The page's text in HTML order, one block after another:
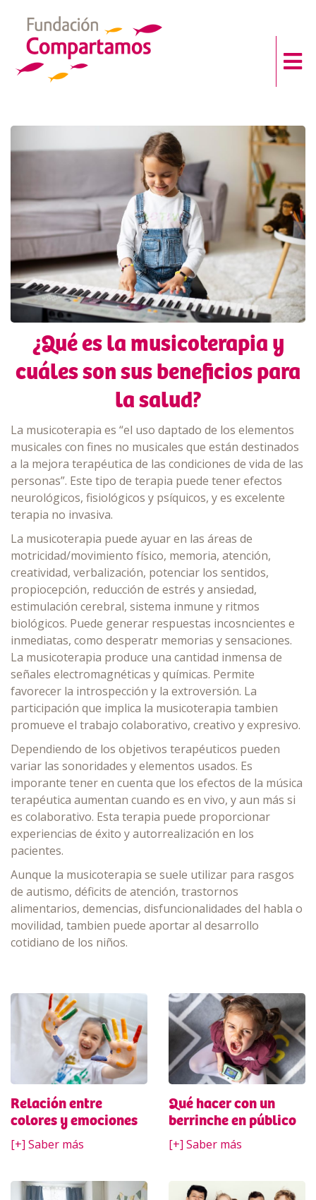
¿Qué es la musicoterapia y
cuáles son sus beneficios para
la salud?
La musicoterapia es “el uso daptado de los elementos
musicales con fines no musicales que están destinados
a la mejora terapéutica de las condiciones de vida de las
personas”. Este tipo de terapia puede tener efectos
neurológicos, fisiológicos y psíquicos, y es excelente
terapia no invasiva.
La musicoterapia puede ayuar en las áreas de
motricidad/movimiento físico, memoria, atención,
creatividad, verbalización, potenciar los sentidos,
propiocepción, reducción de estrés y ansiedad,
estimulación cerebral, sistema inmune y ritmos
biológicos. Puede generar respuestas incosncientes e
inmediatas, como desperatr memorias y sensaciones.
La musicoterapia produce una cantidad inmensa de
señales electromagnéticas y químicas. Permite
favorecer la introspección y la extroversión. La
participación que implica la musicoterapia tambien
promueve el trabajo colaborativo, creativo y expresivo.
Dependiendo de los objetivos terapéuticos pueden
variar las sonoridades y elementos usados. Es
imporante tener en cuenta que los efectos de la música
terapéutica aumentan cuando es en vivo, y aun más si
es colaborativo. Esta terapia puede proporcionar
experiencias de éxito y autorrealización en los
pacientes.
Aunque la musicoterapia se suele utilizar para rasgos
de autismo, déficits de atención, trastornos
alimentarios, demencias, disfuncionalidades del habla o
movilidad, tambien puede aportar al desarrollo
cotidiano de los niños.
Relación entre
colores y emociones
[+] Saber más
Qué hacer con un
berrinche en público
[+] Saber más